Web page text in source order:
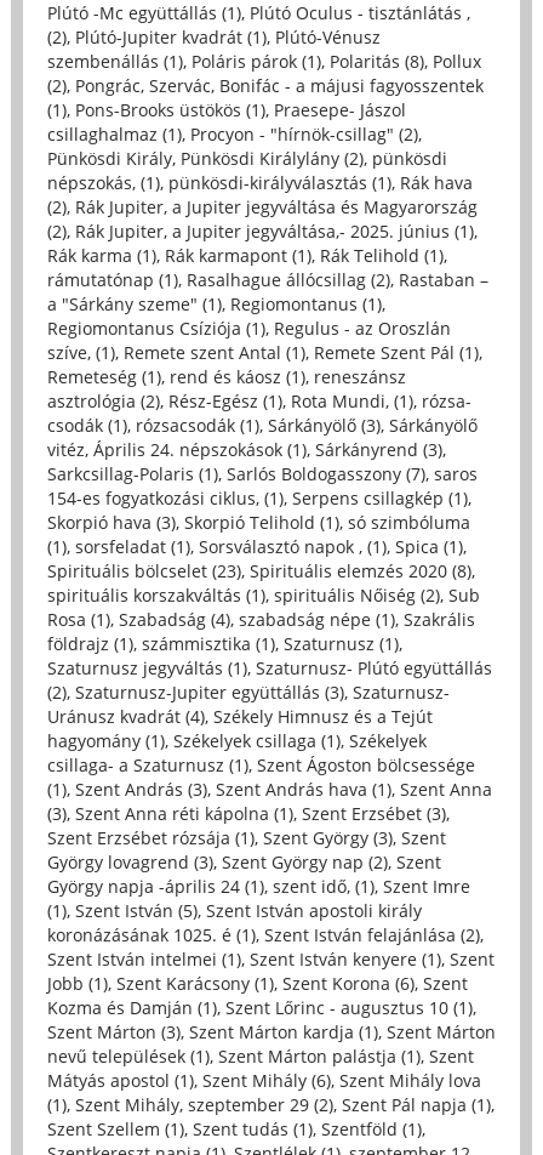
Plútó -Mc együttállás (1), Plútó Oculus - tisztánlátás ,
(2), Plútó-Jupiter kvadrát (1), Plútó-Vénusz
szembenállás (1), Poláris párok (1), Polaritás (8), Pollux
(2), Pongrác, Szervác, Bonifác - a májusi fagyosszentek
(1), Pons-Brooks üstökös (1), Praesepe- Jászol
csillaghalmaz (1), Procyon - "hírnök-csillag" (2),
Pünkösdi Király, Pünkösdi Királylány (2), pünkösdi
népszokás, (1), pünkösdi-királyválasztás (1), Rák hava
(2), Rák Jupiter, a Jupiter jegyváltása és Magyarország
(2), Rák Jupiter, a Jupiter jegyváltása,- 2025. június (1),
Rák karma (1), Rák karmapont (1), Rák Telihold (1),
rámutatónap (1), Rasalhague állócsillag (2), Rastaban –
a "Sárkány szeme" (1), Regiomontanus (1),
Regiomontanus Csíziója (1), Regulus - az Oroszlán
szíve, (1), Remete szent Antal (1), Remete Szent Pál (1),
Remeteség (1), rend és káosz (1), reneszánsz
asztrológia (2), Rész-Egész (1), Rota Mundi, (1), rózsa-
csodák (1), rózsacsodák (1), Sárkányölő (3), Sárkányölő
vitéz, Április 24. népszokások (1), Sárkányrend (3),
Sarkcsillag-Polaris (1), Sarlós Boldogasszony (7), saros
154-es fogyatkozási ciklus, (1), Serpens csillagkép (1),
Skorpió hava (3), Skorpió Telihold (1), só szimbóluma
(1), sorsfeladat (1), Sorsválasztó napok , (1), Spica (1),
Spirituális bölcselet (23), Spirituális elemzés 2020 (8),
spirituális korszakváltás (1), spirituális Nőiség (2), Sub
Rosa (1), Szabadság (4), szabadság népe (1), Szakrális
földrajz (1), számmisztika (1), Szaturnusz (1),
Szaturnusz jegyváltás (1), Szaturnusz- Plútó együttállás
(2), Szaturnusz-Jupiter együttállás (3), Szaturnusz-
Uránusz kvadrát (4), Székely Himnusz és a Tejút
hagyomány (1), Székelyek csillaga (1), Székelyek
csillaga- a Szaturnusz (1), Szent Ágoston bölcsessége
(1), Szent András (3), Szent András hava (1), Szent Anna
(3), Szent Anna réti kápolna (1), Szent Erzsébet (3),
Szent Erzsébet rózsája (1), Szent György (3), Szent
György lovagrend (3), Szent György nap (2), Szent
György napja -április 24 (1), szent idő, (1), Szent Imre
(1), Szent István (5), Szent István apostoli király
koronázásának 1025. é (1), Szent István felajánlása (2),
Szent István intelmei (1), Szent István kenyere (1), Szent
Jobb (1), Szent Karácsony (1), Szent Korona (6), Szent
Kozma és Damján (1), Szent Lőrinc - augusztus 10 (1),
Szent Márton (3), Szent Márton kardja (1), Szent Márton
nevű települések (1), Szent Márton palástja (1), Szent
Mátyás apostol (1), Szent Mihály (6), Szent Mihály lova
(1), Szent Mihály, szeptember 29 (2), Szent Pál napja (1),
Szent Szellem (1), Szent tudás (1), Szentföld (1),